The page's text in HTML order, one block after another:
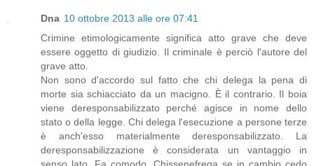
Dna 10 ottobre 2013 alle ore 07:41
Crimine etimologicamente significa atto grave che deve
essere oggetto di giudizio. Il criminale è perciò l'autore del
grave atto.
Non sono d'accordo sul fatto che chi delega la pena di
morte sia schiacciato da un macigno. È il contrario. Il boia
viene deresponsabilizzato perché agisce in nome dello
stato o della legge. Chi delega l'esecuzione a persone terze
è anch'esso materialmente deresponsabilizzato. La
deresponsabilizzazione è considerata un vantaggio in